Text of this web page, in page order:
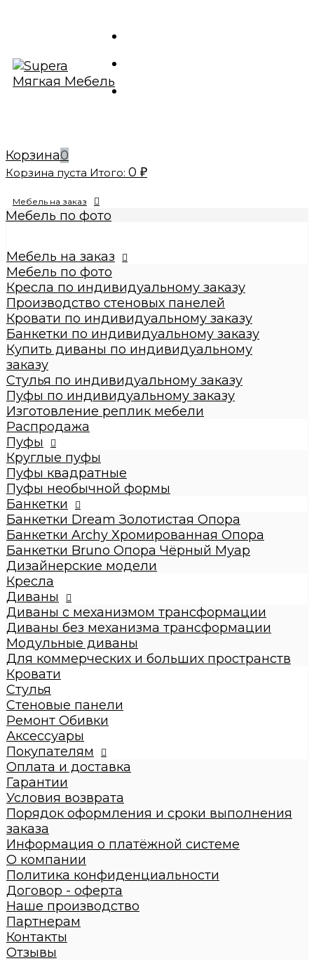
Корзина0
Корзина пуста Итого: 0 ₽
Мебель на заказ
Мебель по фото
Производство стеновых панелей
Кровати по индивидуальному заказу
Банкетки по индивидуальному заказу
Купить диваны по индивидуальному заказу
Стулья по индивидуальному заказу
Пуфы по индивидуальному заказу
Пуфы
Круглые пуфы
Большие 60x60x50см
Средние 43x43x45см
Малые круглые 35x35x42см
Пуфы квадратные
Dream
Archy
Другие модели (с принтом, букле,
антивандальные, кожзам и т.п.)
Пуфы необычной формы
Банкетки
Банкетки Dream Золотистая Опора
Банкетки Archy Хромированная Опора
Банкетки Bruno Опора Чёрный Муар
Дизайнерские модели
Кресла
Диваны
Диваны с механизмом трансформации
Диваны без механизма трансформации
Модульные диваны
Для коммерческих и больших пространств
Кровати
Детские кровати
Кровати взрослые
Стулья
Стеновые панели
Ремонт Обивки
Галерея
Мебель на заказ
Мебель по фото
Кресла по индивидуальному заказу
Производство стеновых панелей
Кровати по индивидуальному заказу
Банкетки по индивидуальному заказу
Купить диваны по индивидуальному
заказу
Стулья по индивидуальному заказу
Пуфы по индивидуальному заказу
Изготовление реплик мебели
Распродажа
Пуфы
Круглые пуфы
Пуфы квадратные
Пуфы необычной формы
Банкетки
Банкетки Dream Золотистая Опора
Банкетки Archy Хромированная Опора
Банкетки Bruno Опора Чёрный Муар
Дизайнерские модели
Кресла
Диваны
Диваны с механизмом трансформации
Диваны без механизма трансформации
Модульные диваны
Для коммерческих и больших пространств
Кровати
Стулья
Стеновые панели
Ремонт Обивки
Аксессуары
Покупателям
Оплата и доставка
Гарантии
Условия возврата
Порядок оформления и сроки выполнения
заказа
Информация о платёжной системе
О компании
Политика конфиденциальности
Договор - оферта
Наше производство
Партнерам
Контакты
Отзывы